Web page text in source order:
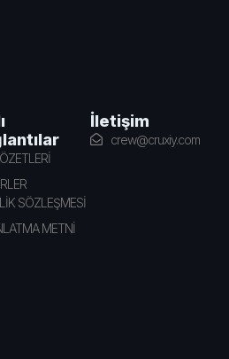
SÖZLEŞMESİ
METNİ
İletişim
crew@cruxiy.com